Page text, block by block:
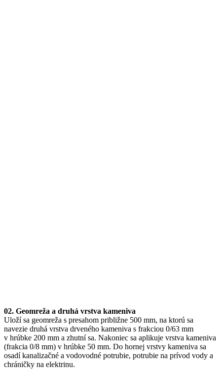
02. Geomreža a druhá vrstva kameniva
Uloží sa geomreža s presahom približne 500 mm, na ktorú sa
navezie druhá vrstva drveného kameniva s frakciou 0/63 mm
v hrúbke 200 mm a zhutní sa. Nakoniec sa aplikuje vrstva kameniva
(frakcia 0/8 mm) v hrúbke 50 mm. Do hornej vrstvy kameniva sa
osadí kanalizačné a vodovodné potrubie, potrubie na prívod vody a
chráničky na elektrinu.